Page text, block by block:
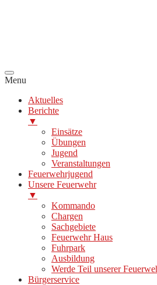
Menu
Aktuelles
Berichte
▼
Einsätze
Übungen
Jugend
Veranstaltungen
Feuerwehrjugend
Unsere Feuerwehr
▼
Kommando
Chargen
Sachgebiete
Feuerwehr Haus
Fuhrpark
Ausbildung
Werde Teil unserer
Bürgerservice